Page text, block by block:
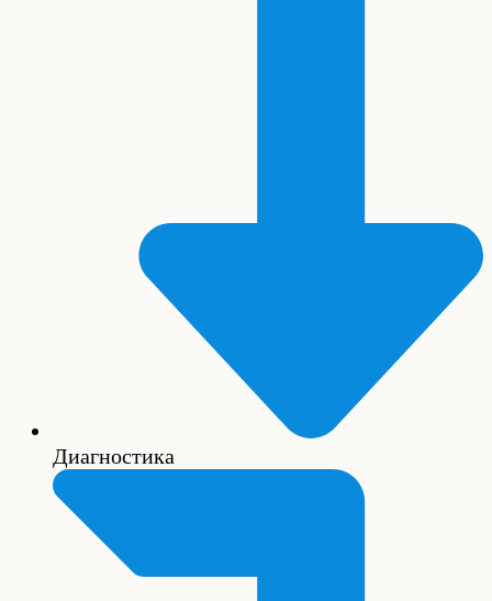
Диагностика